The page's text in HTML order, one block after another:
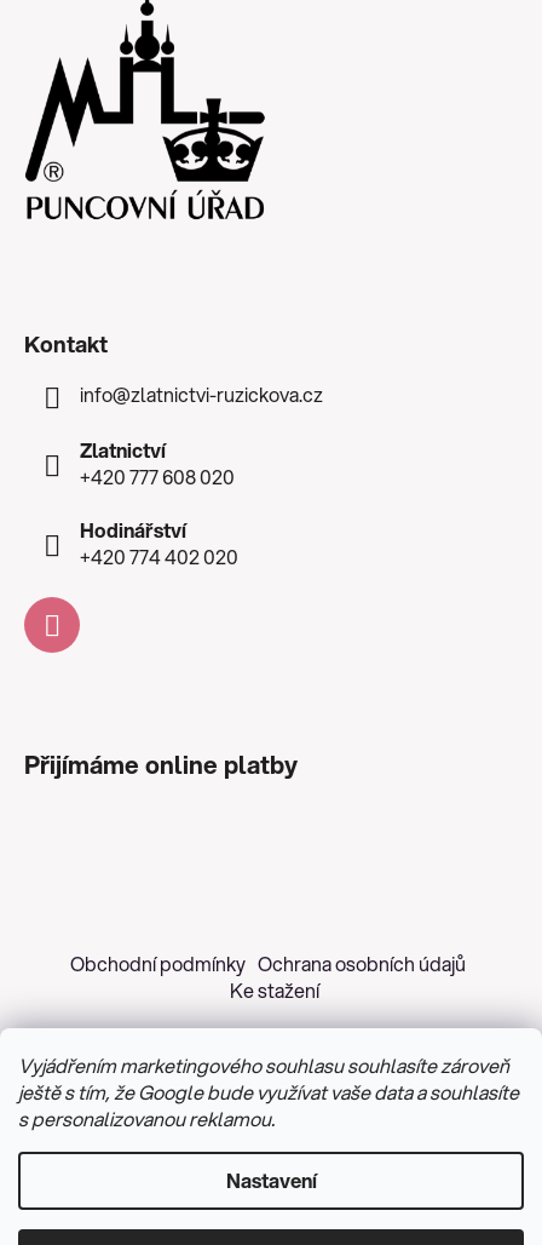
Vyjádřením marketingového souhlasu souhlasíte zároveň
ještě s tím, že Google bude využívat vaše data a souhlasíte
s personalizovanou reklamou.
Nastavení
Kontakt
info@zlatnictvi-ruzickova.cz
Zlatnictví
+420 777 608 020
Hodinářství
+420 774 402 020
Přijímáme online platby
Obchodní podmínky Ochrana osobních údajů
Ke stažení
Vytvořil Shoptet&PekneWeby
Upravit nastavení cookies